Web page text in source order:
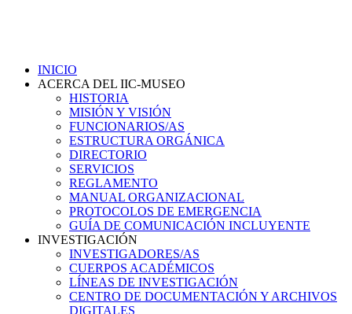
INICIO
ACERCA DEL IIC-MUSEO
HISTORIA
MISIÓN Y VISIÓN
FUNCIONARIOS/AS
ESTRUCTURA ORGÁNICA
DIRECTORIO
SERVICIOS
REGLAMENTO
MANUAL ORGANIZACIONAL
PROTOCOLOS DE EMERGENCIA
GUÍA DE COMUNICACIÓN INCLUYENTE
INVESTIGACIÓN
INVESTIGADORES/AS
CUERPOS ACADÉMICOS
LÍNEAS DE INVESTIGACIÓN
CENTRO DE DOCUMENTACIÓN Y ARCHIVOS
DIGITALES